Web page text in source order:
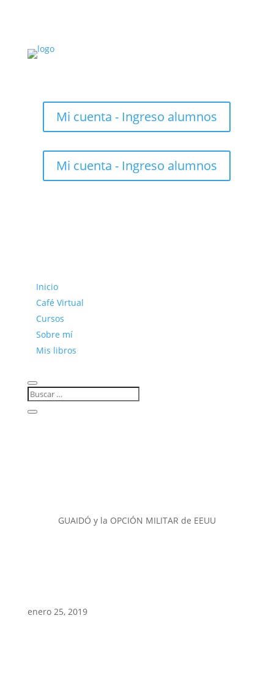
Mi cuenta - Ingreso alumnos
Mi cuenta - Ingreso alumnos
Inicio
Café Virtual
Cursos
Sobre mí
Mis libros
GUAIDÓ y la OPCIÓN MILITAR de EEUU
enero 25, 2019